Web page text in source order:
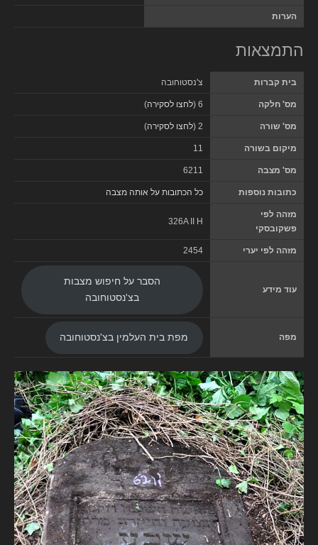
הערות
התמצאות
בית קברות צ'נסטוחובה
מס' חלקה 6 ( לחצו לסקירה)
מס' שורה 2 ( לחצו לסקירה)
מיקום בשורה 11
מס' מצבה 6211
כתובות נוספות כל הכתובות על אותה מצבה
מזהה לפי
פשקובסקי
326A II H
מזהה לפי יערי 2454
עוד מידע
הסבר על חיפוש מצבות
בצ'נסטוחובה
מפה מפת בית העלמין בצ'נסטוחובה